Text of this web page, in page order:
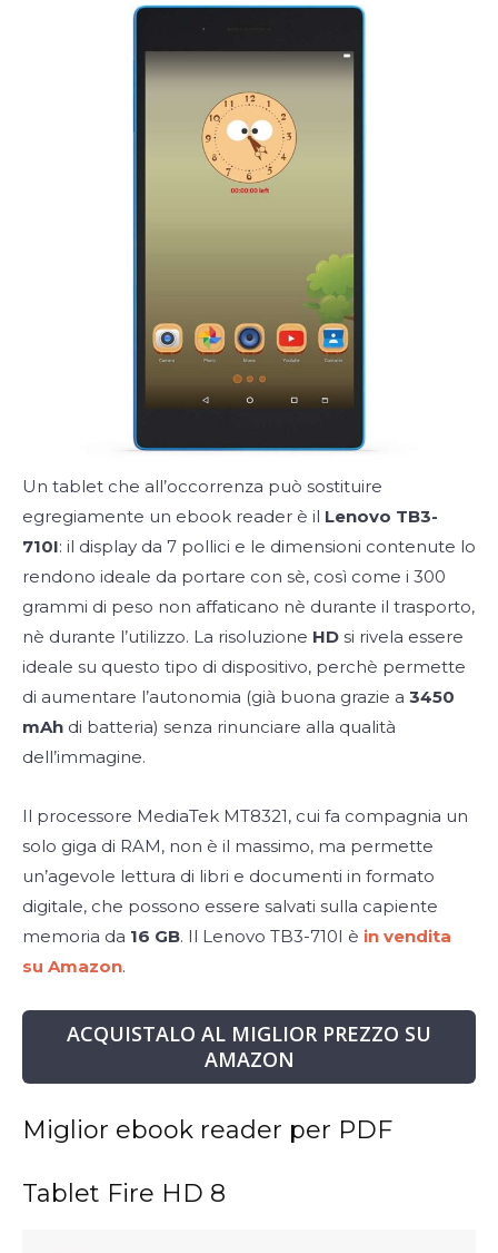
Un tablet che all’occorrenza può sostituire
egregiamente un ebook reader è il Lenovo TB3-
710I: il display da 7 pollici e le dimensioni contenute lo
rendono ideale da portare con sè, così come i 300
grammi di peso non affaticano nè durante il trasporto,
nè durante l’utilizzo. La risoluzione HD si rivela essere
ideale su questo tipo di dispositivo, perchè permette
di aumentare l’autonomia (già buona grazie a 3450
mAh di batteria) senza rinunciare alla qualità
dell’immagine.
Il processore MediaTek MT8321, cui fa compagnia un
solo giga di RAM, non è il massimo, ma permette
un’agevole lettura di libri e documenti in formato
digitale, che possono essere salvati sulla capiente
memoria da 16 GB. Il Lenovo TB3-710I è in vendita
su Amazon.
ACQUISTALO AL MIGLIOR PREZZO SU
AMAZON
Miglior ebook reader per PDF
Tablet Fire HD 8